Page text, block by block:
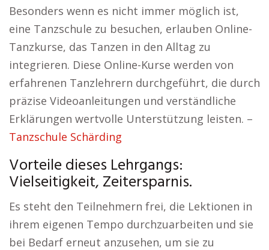
Besonders wenn es nicht immer möglich ist,
eine Tanzschule zu besuchen, erlauben Online-
Tanzkurse, das Tanzen in den Alltag zu
integrieren. Diese Online-Kurse werden von
erfahrenen Tanzlehrern durchgeführt, die durch
präzise Videoanleitungen und verständliche
Erklärungen wertvolle Unterstützung leisten. –
Tanzschule Schärding
Vorteile dieses Lehrgangs:
Vielseitigkeit, Zeitersparnis.
Es steht den Teilnehmern frei, die Lektionen in
ihrem eigenen Tempo durchzuarbeiten und sie
bei Bedarf erneut anzusehen, um sie zu